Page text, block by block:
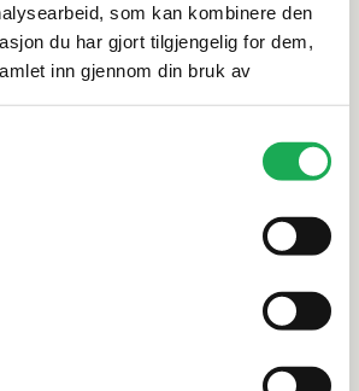
som kan kombinere den
du har gjort tilgjengelig for dem,
inn gjennom din bruk av
60 mm, Messing
MANOR
BESLAG